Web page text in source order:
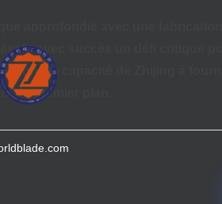
avec succès un défi critique
la capacité de Zhijing à
de premier plan.